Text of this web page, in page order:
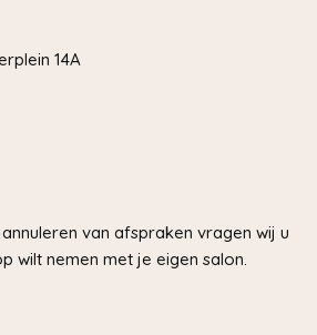
14A
van afspraken vragen wij u
wilt nemen met je eigen salon.